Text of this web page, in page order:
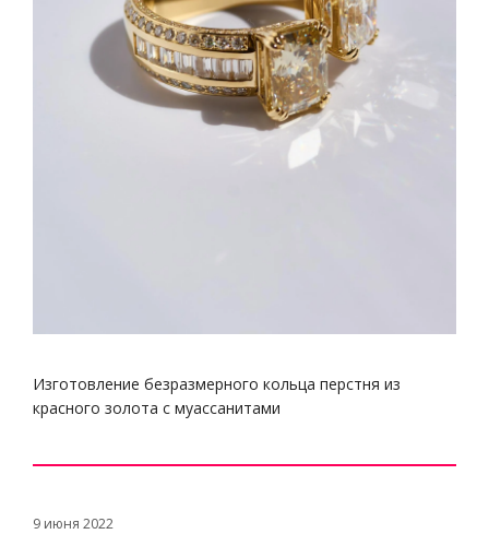
Изготовление безразмерного кольца перстня из
красного золота с муассанитами
9 июня 2022